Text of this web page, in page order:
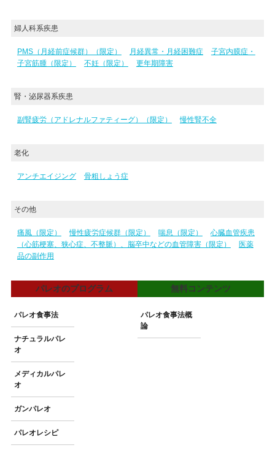
婦人科系疾患
PMS（月経前症候群）（限定） 月経異常・月経困難症
子宮内膜症・
子宮筋腫（限定）
不妊（限定） 更年期障害
腎・泌尿器系疾患
副腎疲労（アドレナルファティーグ）（限定） 慢性腎不全
老化
アンチエイジング 骨粗しょう症
その他
痛風（限定） 慢性疲労症候群（限定） 喘息（限定）
心臓血管疾患
（心筋梗塞、狭心症、不整脈）、脳卒中などの血管障害（限定）
医薬
品の副作用
パレオのプログラム
パレオ食事法
ナチュラルパレ
オ
メディカルパレ
オ
ガンパレオ
パレオレシピ
無料コンテンツ
パレオ食事法概
論